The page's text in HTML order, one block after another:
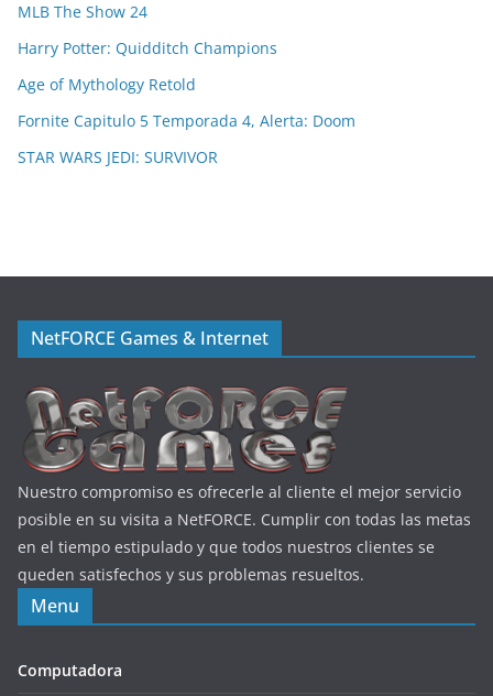
MLB The Show 24
Harry Potter: Quidditch Champions
Age of Mythology Retold
Fornite Capitulo 5 Temporada 4, Alerta: Doom
STAR WARS JEDI: SURVIVOR
NetFORCE Games & Internet
Nuestro compromiso es ofrecerle al cliente el mejor servicio
posible en su visita a NetFORCE. Cumplir con todas las metas
en el tiempo estipulado y que todos nuestros clientes se
queden satisfechos y sus problemas resueltos.
Menu
Computadora